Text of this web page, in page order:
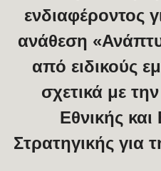
ενδιαφέροντος
ανάθεση
από ειδικούς
σχετικά με
Εθνικής
Στρατηγικής για